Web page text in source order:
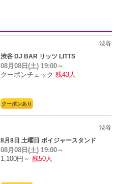
渋谷
渋谷 DJ BAR リッツ LITTS
08月08日(土) 19:00～
クーポンチェック 残43人
クーポンあり
渋谷
8月8日 土曜日 ボイジャースタンド
08月08日(土) 19:00～
1,100円～ 残50人